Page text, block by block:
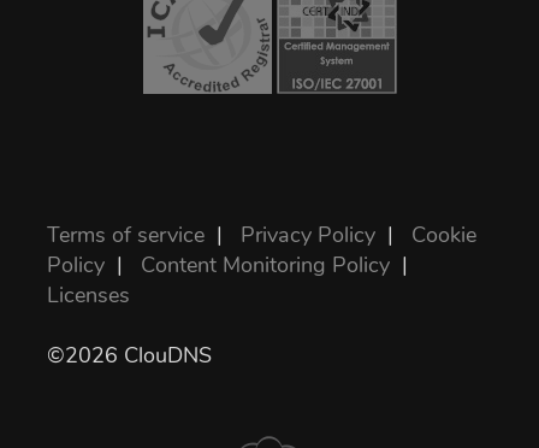
Terms of service | Privacy Policy | Cookie
Policy | Content Monitoring Policy |
Licenses
©2026 ClouDNS